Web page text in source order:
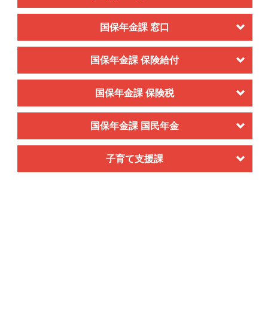
国保年金課 窓口
国保年金課 保険給付
国保年金課 保険税
国保年金課 国民年金
子育て支援課